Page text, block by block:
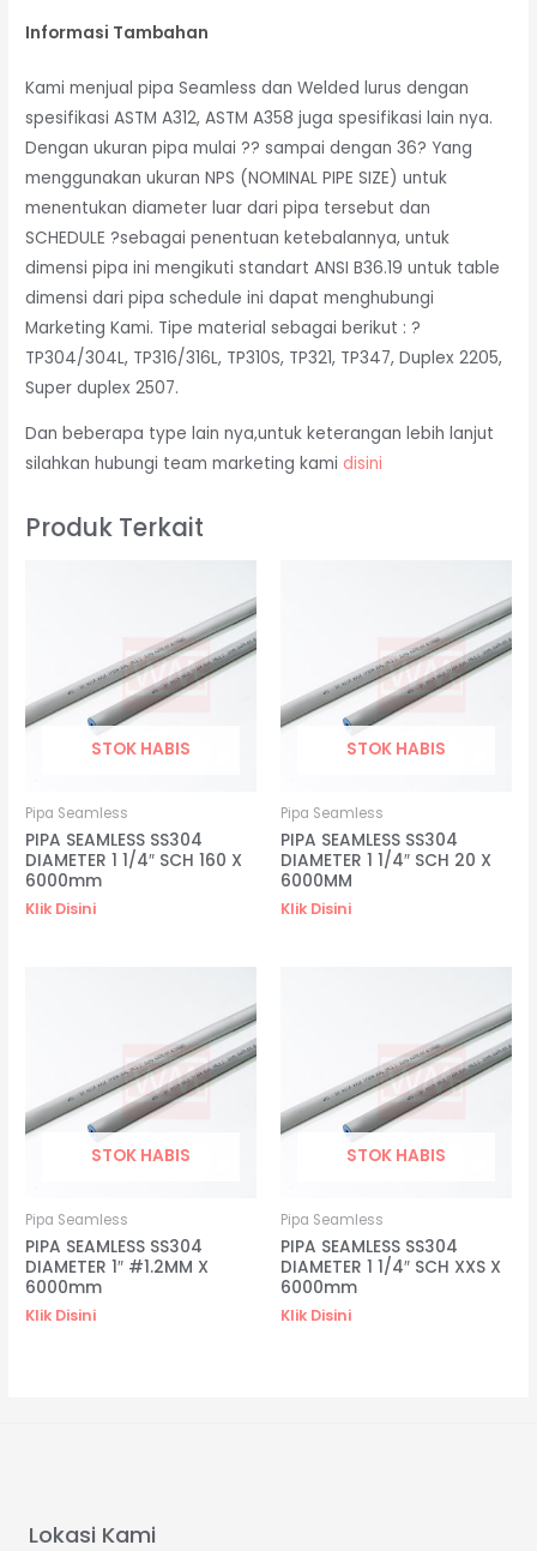
Informasi Tambahan
Kami menjual pipa Seamless dan Welded lurus dengan
spesifikasi ASTM A312, ASTM A358 juga spesifikasi lain nya.
Dengan ukuran pipa mulai ?? sampai dengan 36? Yang
menggunakan ukuran NPS (NOMINAL PIPE SIZE) untuk
menentukan diameter luar dari pipa tersebut dan
SCHEDULE ?sebagai penentuan ketebalannya, untuk
dimensi pipa ini mengikuti standart ANSI B36.19 untuk table
dimensi dari pipa schedule ini dapat menghubungi
Marketing Kami. Tipe material sebagai berikut : ?
TP304/304L, TP316/316L, TP310S, TP321, TP347, Duplex 2205,
Super duplex 2507.
Dan beberapa type lain nya,untuk keterangan lebih lanjut
silahkan hubungi team marketing kami disini
Produk Terkait
STOK HABIS
Pipa Seamless
PIPA SEAMLESS SS304
DIAMETER 1 1/4″ SCH 160 X
6000mm
Klik Disini
STOK HABIS
Pipa Seamless
PIPA SEAMLESS SS304
DIAMETER 1 1/4″ SCH 20 X
6000MM
Klik Disini
STOK HABIS
Pipa Seamless
PIPA SEAMLESS SS304
DIAMETER 1″ #1.2MM X
6000mm
Klik Disini
STOK HABIS
Pipa Seamless
PIPA SEAMLESS SS304
DIAMETER 1 1/4″ SCH XXS X
6000mm
Klik Disini
Lokasi Kami